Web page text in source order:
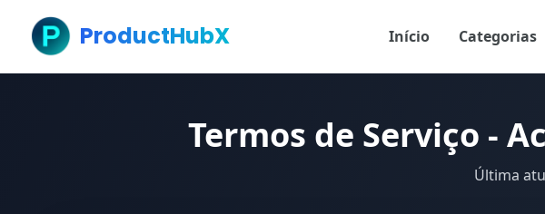
ProductHubX Início Categorias
Termos de Serviço -
Última